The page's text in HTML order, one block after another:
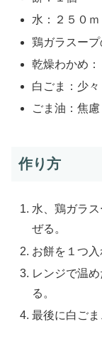
水：２５０ｍ
鶏ガラスープ
乾燥わかめ：
白ごま：少々
ごま油：焦慮
作り方
水、鶏ガラ
ぜる。
お餅を１つ入
レンジで温
る。
最後に白ごま